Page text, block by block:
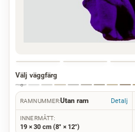
Välj väggfärg
RAMNUMMER:Utan ram Detalj
INNERMÅTT:
19 × 30 cm (8" × 12")